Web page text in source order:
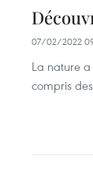
07/02/2022
La nature
compris